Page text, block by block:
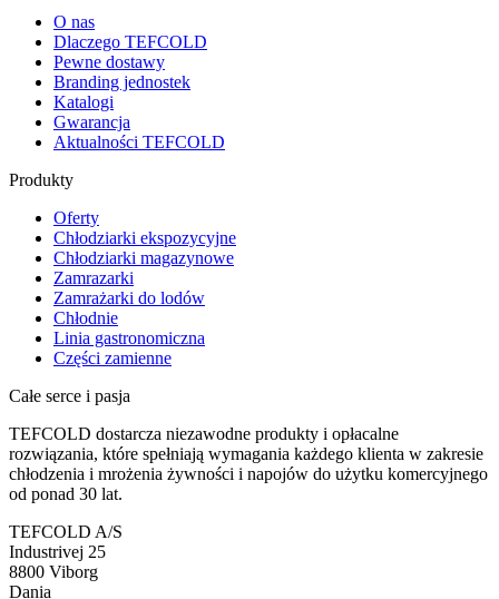
O nas
Dlaczego TEFCOLD
Pewne dostawy
Branding jednostek
Katalogi
Gwarancja
Aktualności TEFCOLD
Produkty
Oferty
Chłodziarki ekspozycyjne
Chłodziarki magazynowe
Zamrazarki
Zamrażarki do lodów
Chłodnie
Linia gastronomiczna
Części zamienne
Całe serce i pasja
TEFCOLD dostarcza niezawodne produkty i opłacalne
rozwiązania, które spełniają wymagania każdego klienta w zakresie
chłodzenia i mrożenia żywności i napojów do użytku komercyjnego
od ponad 30 lat.
TEFCOLD A/S
Industrivej 25
8800 Viborg
Dania